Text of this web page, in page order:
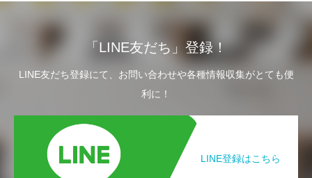
「LINE友だち」登録！
LINE友だち登録にて、お問い合わせや各種情報収集がとても便
利に！
LINE登録はこちら